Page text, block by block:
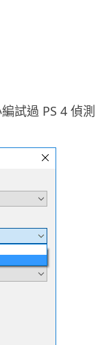
試過 PS 4 偵測